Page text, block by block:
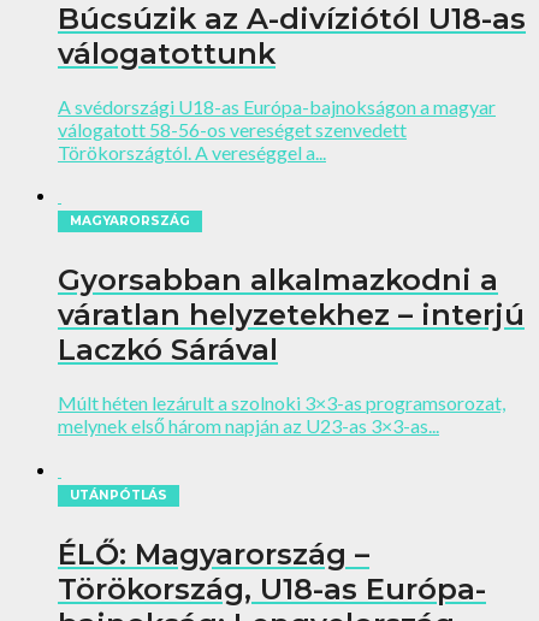
Búcsúzik az A-divíziótól U18-as
válogatottunk
A svédországi U18-as Európa-bajnokságon a magyar
válogatott 58-56-os vereséget szenvedett
Törökországtól. A vereséggel a...
MAGYARORSZÁG
Gyorsabban alkalmazkodni a
váratlan helyzetekhez – interjú
Laczkó Sárával
Múlt héten lezárult a szolnoki 3×3-as programsorozat,
melynek első három napján az U23-as 3×3-as...
UTÁNPÓTLÁS
ÉLŐ: Magyarország –
Törökország, U18-as Európa-